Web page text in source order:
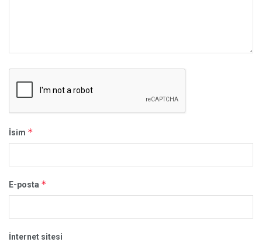
İsim *
E-posta *
İnternet sitesi